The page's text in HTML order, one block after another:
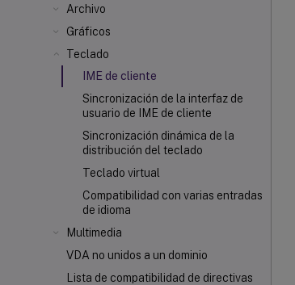
Archivo
Gráficos
Teclado
IME de cliente
Sincronización de la interfaz de
usuario de IME de cliente
Sincronización dinámica de la
distribución del teclado
Teclado virtual
Compatibilidad con varias entradas
de idioma
Multimedia
VDA no unidos a un dominio
Lista de compatibilidad de directivas